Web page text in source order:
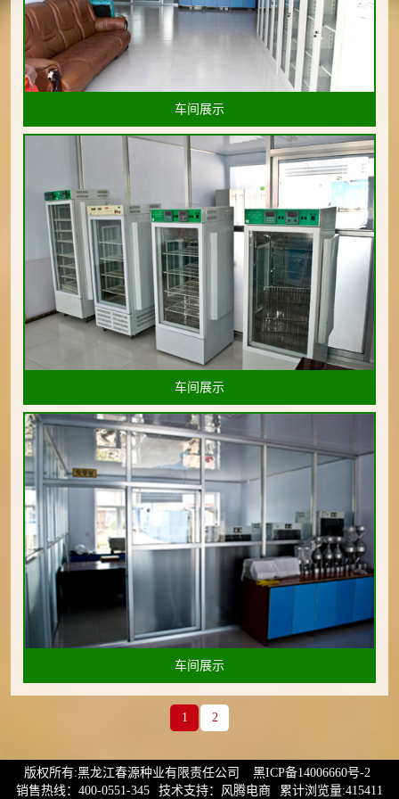
车间展示
车间展示
车间展示
1 2
版权所有:黑龙江春源种业有限责任公司
黑ICP备14006660号-2
销售热线：400-0551-345
技术支持：风腾电商 累计浏览量:415411